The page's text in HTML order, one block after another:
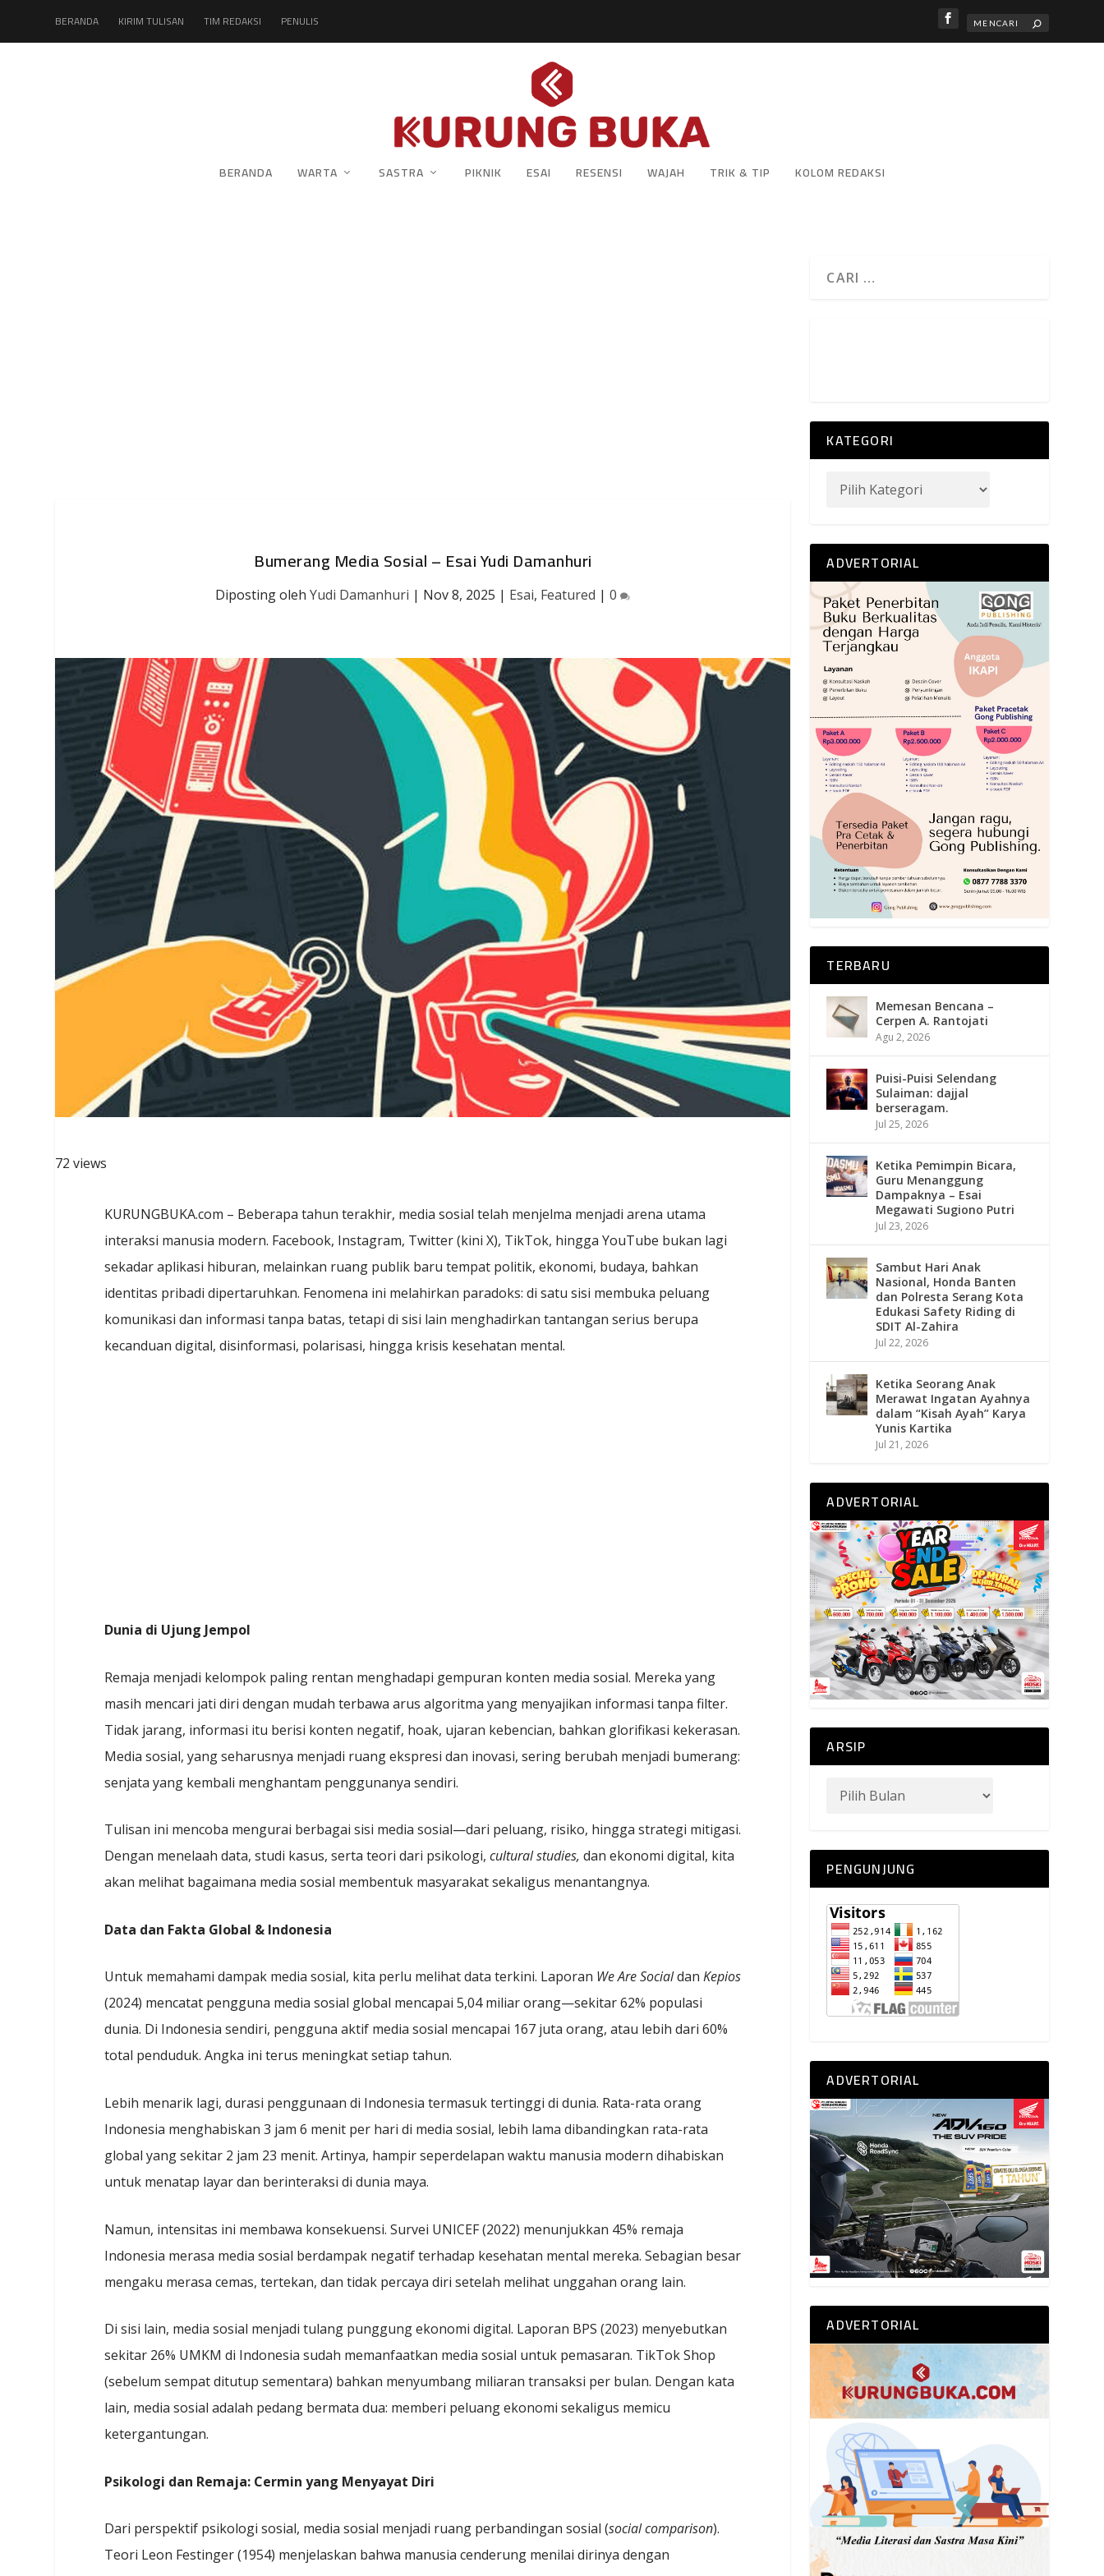
BERANDA KIRIM TULISAN TIM REDAKSI PENULIS
BERANDA WARTA SASTRA PIKNIK ESAI RESENSI WAJAH TRIK & TIP KOLOM REDAKSI
Bumerang Media Sosial – Esai Yudi Damanhuri
Diposting olehYudi Damanhuri | Nov 8, 2025 | Esai, Featured |0
72 views
KURUNGBUKA.com – Beberapa tahun terakhir, media sosial telah menjelma menjadi arena utama
interaksi manusia modern. Facebook, Instagram, Twitter (kini X), TikTok, hingga YouTube bukan lagi
sekadar aplikasi hiburan, melainkan ruang publik baru tempat politik, ekonomi, budaya, bahkan
identitas pribadi dipertaruhkan. Fenomena ini melahirkan paradoks: di satu sisi membuka peluang
komunikasi dan informasi tanpa batas, tetapi di sisi lain menghadirkan tantangan serius berupa
kecanduan digital, disinformasi, polarisasi, hingga krisis kesehatan mental.
Dunia di Ujung Jempol
Remaja menjadi kelompok paling rentan menghadapi gempuran konten media sosial. Mereka yang
masih mencari jati diri dengan mudah terbawa arus algoritma yang menyajikan informasi tanpa filter.
Tidak jarang, informasi itu berisi konten negatif, hoak, ujaran kebencian, bahkan glorifikasi kekerasan.
Media sosial, yang seharusnya menjadi ruang ekspresi dan inovasi, sering berubah menjadi bumerang:
senjata yang kembali menghantam penggunanya sendiri.
Tulisan ini mencoba mengurai berbagai sisi media sosial—dari peluang, risiko, hingga strategi mitigasi.
Dengan menelaah data, studi kasus, serta teori dari psikologi,cultural studies, dan ekonomi digital, kita
akan melihat bagaimana media sosial membentuk masyarakat sekaligus menantangnya.
Data dan Fakta Global & Indonesia
Untuk memahami dampak media sosial, kita perlu melihat data terkini. Laporan We Are SocialdanKepios
(2024) mencatat pengguna media sosial global mencapai 5,04 miliar orang—sekitar 62% populasi
dunia. Di Indonesia sendiri, pengguna aktif media sosial mencapai 167 juta orang, atau lebih dari 60%
total penduduk. Angka ini terus meningkat setiap tahun.
Lebih menarik lagi, durasi penggunaan di Indonesia termasuk tertinggi di dunia. Rata-rata orang
Indonesia menghabiskan 3 jam 6 menit per hari di media sosial, lebih lama dibandingkan rata-rata
global yang sekitar 2 jam 23 menit. Artinya, hampir seperdelapan waktu manusia modern dihabiskan
untuk menatap layar dan berinteraksi di dunia maya.
Namun, intensitas ini membawa konsekuensi. Survei UNICEF (2022) menunjukkan 45% remaja
Indonesia merasa media sosial berdampak negatif terhadap kesehatan mental mereka. Sebagian besar
mengaku merasa cemas, tertekan, dan tidak percaya diri setelah melihat unggahan orang lain.
Di sisi lain, media sosial menjadi tulang punggung ekonomi digital. Laporan BPS (2023) menyebutkan
sekitar 26% UMKM di Indonesia sudah memanfaatkan media sosial untuk pemasaran. TikTok Shop
(sebelum sempat ditutup sementara) bahkan menyumbang miliaran transaksi per bulan. Dengan kata
lain, media sosial adalah pedang bermata dua: memberi peluang ekonomi sekaligus memicu
ketergantungan.
Psikologi dan Remaja: Cermin yang Menyayat Diri
Dari perspektif psikologi sosial, media sosial menjadi ruang perbandingan sosial (social comparison).
Teori Leon Festinger (1954) menjelaskan bahwa manusia cenderung menilai dirinya dengan
KATEGORI
ADVERTORIAL
TERBARU
Memesan Bencana –
Cerpen A. Rantojati
Agu 2, 2026
Puisi-Puisi Selendang
Sulaiman: dajjal
berseragam.
Jul 25, 2026
Ketika Pemimpin Bicara,
Guru Menanggung
Dampaknya – Esai
Megawati Sugiono Putri
Jul 23, 2026
Sambut Hari Anak
Nasional, Honda Banten
dan Polresta Serang Kota
Edukasi Safety Riding di
SDIT Al-Zahira
Jul 22, 2026
Ketika Seorang Anak
Merawat Ingatan Ayahnya
dalam “Kisah Ayah” Karya
Yunis Kartika
Jul 21, 2026
ADVERTORIAL
ARSIP
PENGUNJUNG
ADVERTORIAL
ADVERTORIAL